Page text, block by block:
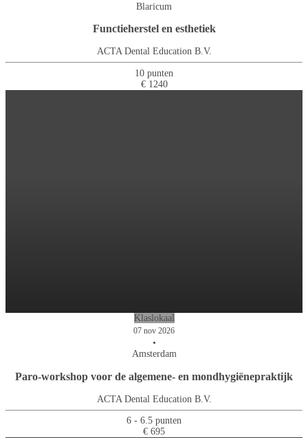
Blaricum
Functieherstel en esthetiek
ACTA Dental Education B.V.
10 punten
€ 1240
Klaslokaal
07 nov 2026
•
Amsterdam
Paro-workshop voor de algemene- en mondhygiënepraktijk
ACTA Dental Education B.V.
6 - 6.5 punten
€ 695